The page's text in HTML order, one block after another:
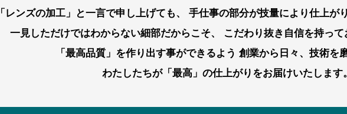
「レンズの加工」と一言で申し上げても、
手仕事の部分が技量により仕上が
一見しただけではわからない細部だからこそ、
こだわり抜き自信を持って
「最高品質」を作り出す事ができるよう 創業から日々、技術を
わたしたちが「最高」の仕上がりをお届けいたします。